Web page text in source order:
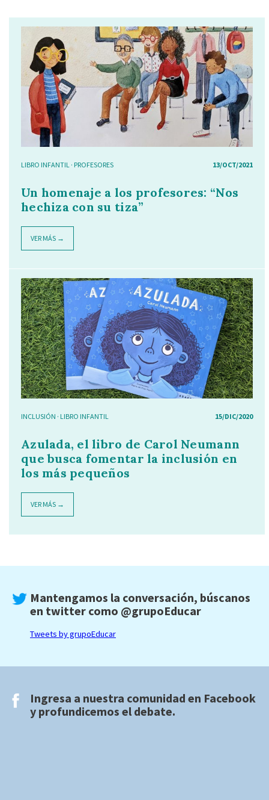
LIBRO INFANTIL · PROFESORES 13/OCT/2021
Un homenaje a los profesores: “Nos
hechiza con su tiza”
VER MÁS →
INCLUSIÓN · LIBRO INFANTIL 15/DIC/2020
Azulada, el libro de Carol Neumann
que busca fomentar la inclusión en
los más pequeños
VER MÁS →
Mantengamos la conversación, búscanos
en twitter como @grupoEducar
Tweets by grupoEducar
Ingresa a nuestra comunidad en Facebook
y profundicemos el debate.